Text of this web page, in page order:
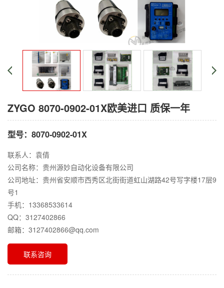
ZYGO 8070-0902-01X欧美进口 质保一年
型号：8070-0902-01X
联系人：袁倩
公司名称：贵州源妙自动化设备有限公司
公司地址：贵州省安顺市西秀区北街街道虹山湖路42号写字楼17层9
号1
手机：13368533614
QQ：3127402866
邮箱：3127402866@qq.com
联系咨询